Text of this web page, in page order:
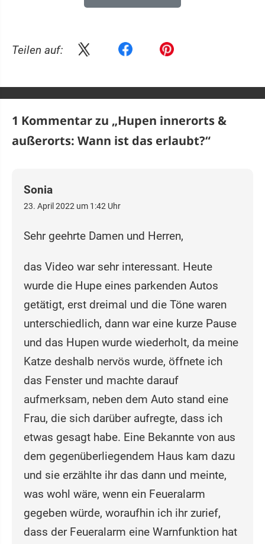
Teilen auf:
1 Kommentar zu „Hupen innerorts &
außerorts: Wann ist das erlaubt?“
Sonia
23. April 2022 um 1:42 Uhr
Sehr geehrte Damen und Herren,
das Video war sehr interessant. Heute
wurde die Hupe eines parkenden Autos
getätigt, erst dreimal und die Töne waren
unterschiedlich, dann war eine kurze Pause
und das Hupen wurde wiederholt, da meine
Katze deshalb nervös wurde, öffnete ich
das Fenster und machte darauf
aufmerksam, neben dem Auto stand eine
Frau, die sich darüber aufregte, dass ich
etwas gesagt habe. Eine Bekannte von aus
dem gegenüberliegendem Haus kam dazu
und sie erzählte ihr das dann und meinte,
was wohl wäre, wenn ein Feueralarm
gegeben würde, woraufhin ich ihr zurief,
dass der Feueralarm eine Warnfunktion hat